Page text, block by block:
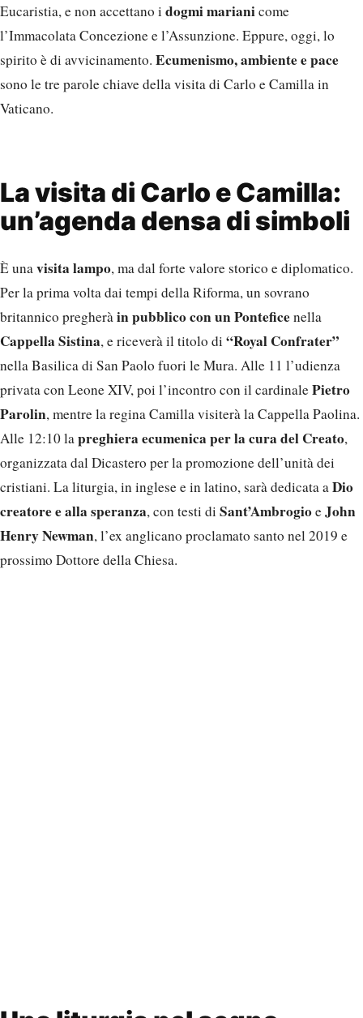
Eucaristia, e non accettano i dogmi marianicome
l’Immacolata Concezione e l’Assunzione. Eppure, oggi, lo
spirito è di avvicinamento. Ecumenismo, ambiente e pace
sono le tre parole chiave della visita di Carlo e Camilla in
Vaticano.
La visita di Carlo e Camilla:
un’agenda densa di simboli
È unavisita lampo, ma dal forte valore storico e diplomatico.
Per la prima volta dai tempi della Riforma, un sovrano
britannico pregheràin pubblico con un Ponteficenella
Cappella Sistina, e riceverà il titolo di “Royal Confrater”
nella Basilica di San Paolo fuori le Mura. Alle 11 l’udienza
privata con Leone XIV, poi l’incontro con il cardinalePietro
Parolin, mentre la regina Camilla visiterà la Cappella Paolina.
Alle 12:10 lapreghiera ecumenica per la cura del Creato,
organizzata dal Dicastero per la promozione dell’unità dei
cristiani. La liturgia, in inglese e in latino, sarà dedicata aDio
creatore e alla speranza, con testi di Sant’AmbrogioeJohn
Henry Newman, l’ex anglicano proclamato santo nel 2019 e
prossimo Dottore della Chiesa.